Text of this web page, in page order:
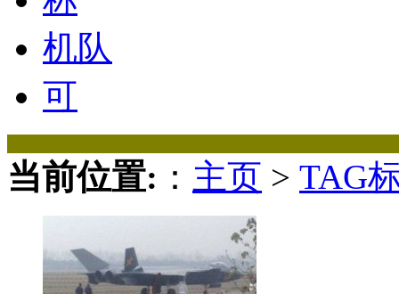
机队
可
当前位置: ： 主页 > TAG